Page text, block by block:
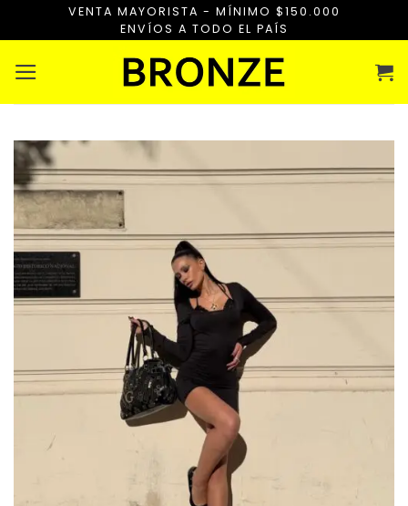
VENTA MAYORISTA - MÍNIMO $150.000
ENVÍOS A TODO EL PAÍS